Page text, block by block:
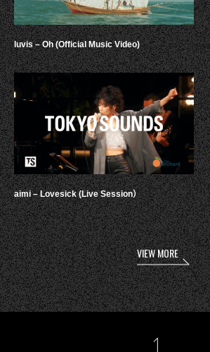
luvis – Oh (Official Music Video)
aimi – Lovesick (Live Session）
VIEW MORE